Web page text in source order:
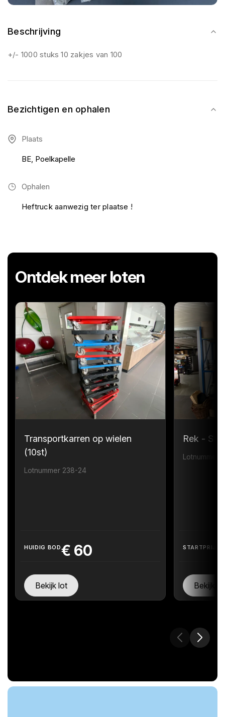
Beschrijving
+/- 1000 stuks 10 zakjes van 100
Bezichtigen en ophalen
Plaats
BE, Poelkapelle
Ophalen
Heftruck aanwezig ter plaatse !
Ontdek meer loten
Transportkarren op wielen
(10st)
Lotnummer 238-24
HUIDIG BOD€ 60
Bekijk lot
Rek -
Lotnummer
STARTPRIJS
Bekijk